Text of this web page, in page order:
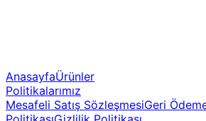
AnasayfaÜrünler
Politikalarımız
Mesafeli Satış SözleşmesiGeri